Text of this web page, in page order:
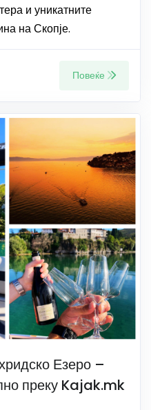
и уникатните
на Скопје.
Повеќе
Езеро –
преку Kajak.mk